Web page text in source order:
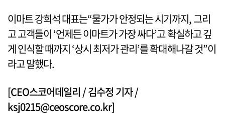
이마트 강희석 대표는“물가가 안정되는 시기까지, 그리
고 고객들이 ‘언제든 이마트가 가장 싸다’고 확실하고 깊
게 인식할 때까지 ‘상시 최저가 관리’를 확대해나갈 것”이
라고 말했다.
[CEO스코어데일리 / 김수정 기자 /
ksj0215@ceoscore.co.kr]